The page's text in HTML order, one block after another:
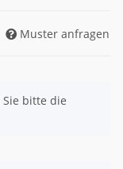
Muster anfragen
bitte die